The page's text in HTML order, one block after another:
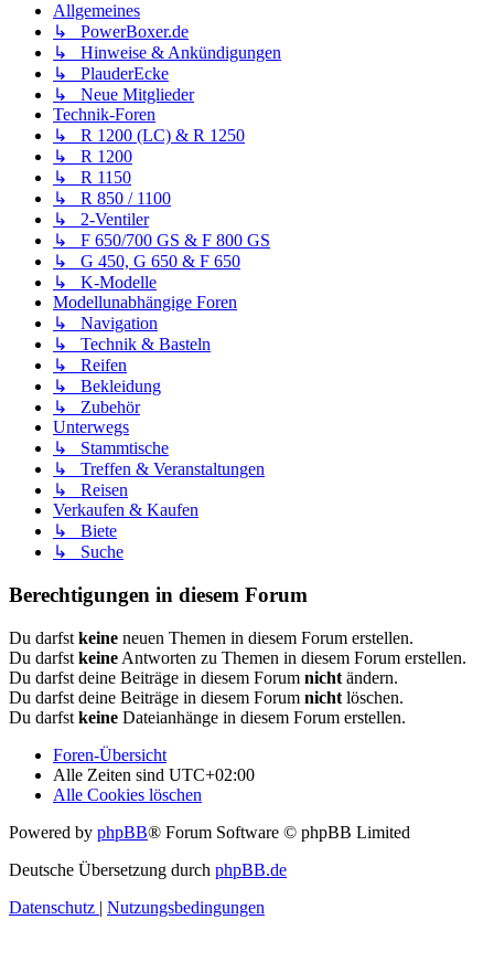
Allgemeines
↳ PowerBoxer.de
↳ Hinweise & Ankündigungen
↳ PlauderEcke
↳ Neue Mitglieder
Technik-Foren
↳ R 1200 (LC) & R 1250
↳ R 1200
↳ R 1150
↳ R 850 / 1100
↳ 2-Ventiler
↳ F 650/700 GS & F 800 GS
↳ G 450, G 650 & F 650
↳ K-Modelle
Modellunabhängige Foren
↳ Navigation
↳ Technik & Basteln
↳ Reifen
↳ Bekleidung
↳ Zubehör
Unterwegs
↳ Stammtische
↳ Treffen & Veranstaltungen
↳ Reisen
Verkaufen & Kaufen
↳ Biete
↳ Suche
Berechtigungen in diesem Forum
Du darfst keine neuen Themen in diesem Forum erstellen.
Du darfst keine Antworten zu Themen in diesem Forum erstellen.
Du darfst deine Beiträge in diesem Forum nicht ändern.
Du darfst deine Beiträge in diesem Forum nicht löschen.
Du darfst keine Dateianhänge in diesem Forum erstellen.
Foren-Übersicht
Alle Zeiten sind UTC+02:00
Alle Cookies löschen
Powered by phpBB® Forum Software © phpBB Limited
Deutsche Übersetzung durch phpBB.de
Datenschutz | Nutzungsbedingungen